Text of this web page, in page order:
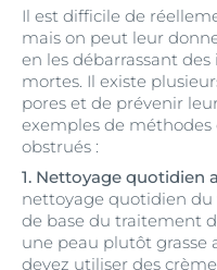
Il est difficile de
mais on peut leur
en les débarrassant
mortes. Il existe
pores et de prévenir
exemples de
obstrués :
1. Nettoyage quotidien
nettoyage quotidien du
de base du traitement
une peau plutôt grasse
devez utiliser des